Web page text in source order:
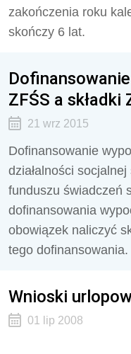
zakończenia roku
skończy 6 lat.
ZFŚS a składki
21 wrz 2015
Dofinansowanie
działalności
funduszu świadczeń
dofinansowania
obowiązek naliczyć
tego dofinansowania.
Wnioski
01 lip 2008